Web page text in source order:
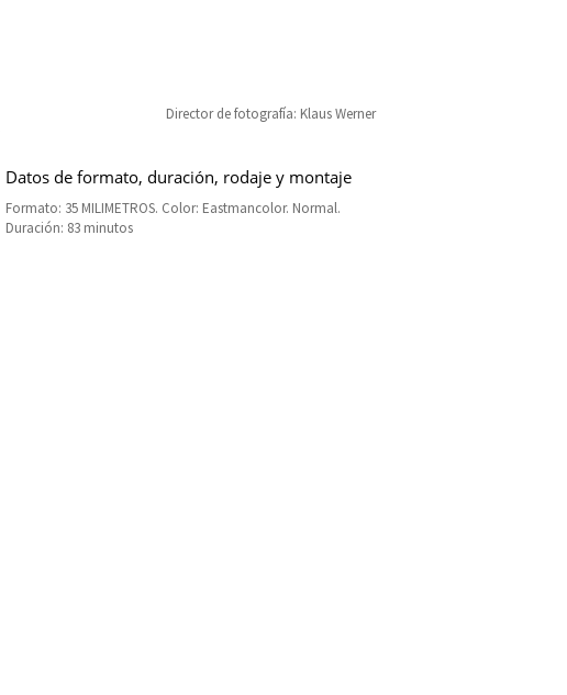
Director de fotografía: Klaus Werner
Datos de formato, duración, rodaje y montaje
Formato: 35 MILIMETROS. Color: Eastmancolor. Normal.
Duración: 83 minutos